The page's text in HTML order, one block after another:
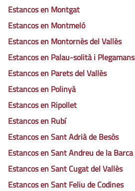
Estancos en Montgat
Estancos en Montmeló
Estancos en Montornès del Vallès
Estancos en Palau-solità i Plegamans
Estancos en Parets del Vallès
Estancos en Polinyà
Estancos en Ripollet
Estancos en Rubí
Estancos en Sant Adrià de Besòs
Estancos en Sant Andreu de la Barca
Estancos en Sant Cugat del Vallès
Estancos en Sant Feliu de Codines